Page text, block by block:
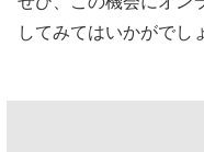
してみてはいかがでし